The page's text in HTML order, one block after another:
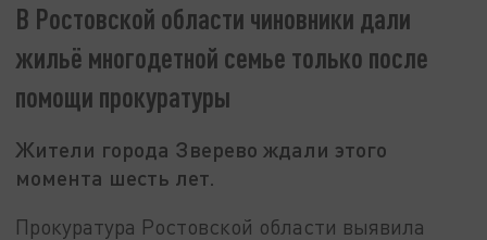
В Ростовской области чиновники дали
жильё многодетной семье только после
помощи прокуратуры
Жители города Зверево ждали этого
момента шесть лет.
Прокуратура Ростовской области выявила